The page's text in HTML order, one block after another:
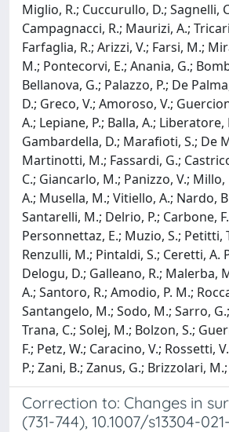
Miglio, R.; Cuccurullo, D.; Sagnelli,
Campagnacci, R.; Maurizi, A.;
Farfaglia, R.; Arizzi, V.; Farsi, M.;
M.; Pontecorvi, E.; Anania, G.;
Bellanova, G.; Palazzo, P.; De
D.; Greco, V.; Amoroso, V.;
A.; Lepiane, P.; Balla, A.;
Gambardella, D.; Marafioti, S.; De
Martinotti, M.; Fassardi, G.;
C.; Giancarlo, M.; Panizzo, V.;
A.; Musella, M.; Vitiello, A.; Nardo,
Santarelli, M.; Delrio, P.; Carbone,
Personnettaz, E.; Muzio, S.; Petitti,
Renzulli, M.; Pintaldi, S.; Ceretti, A.
Delogu, D.; Galleano, R.; Malerba,
A.; Santoro, R.; Amodio, P. M.;
Santangelo, M.; Sodo, M.; Sarro,
Trana, C.; Solej, M.; Bolzon, S.;
F.; Petz, W.; Caracino, V.; Rossetti,
P.; Zani, B.; Zanus, G.; Brizzolari,
Correction to: Changes in
(731-744), 10.1007/s13304-